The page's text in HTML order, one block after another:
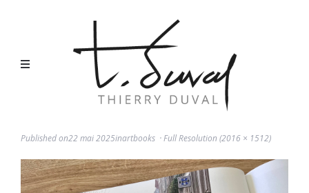
Published on22 mai 2025inArtbooks Full Resolution (2016 × 1512)